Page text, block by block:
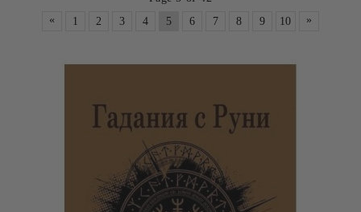
«
1 2 3 4 5 6 7 8 9 10 »